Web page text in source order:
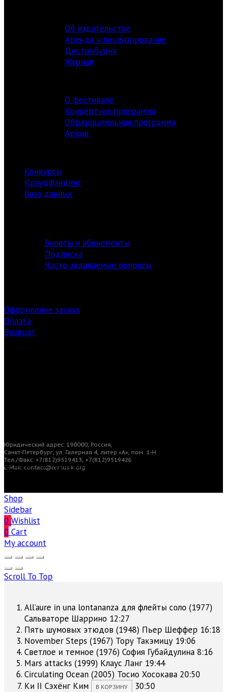
Об издательстве
Аренда и лицензирование
Дистрибуция
Журнал
О фестивале
Концертная программа
Образовательная программа
Архив
Конкурсы
Краудфандинг
База данных
Билеты и абонементы
Подписка
Часто задаваемые вопросы
Оформление заказа
Оплата
Возврат
Юридический адрес: 190000, Россия,
Санкт-Петербург, ул. Галерная 4, литер «А», пом. 1-Н
Тел./Факс: +7(812)9519413, +7(812)9519426
E-Mail: contact@remusik.org
© Санкт-Петербургский центр современной
Shop
Sidebar
0 Wishlist
0 Cart
My account
Scroll To Top
All’aure in una lontananza для флейты соло (1977)
Сальваторе Шаррино 12:27
Пять шумовых этюдов (1948) Пьер Шеффер 16:18
November Steps (1967) Тору Такэмицу 19:06
Светлое и темное (1976) София Губайдулина 8:16
Mars attacks (1999) Клаус Ланг 19:44
Circulating Ocean (2005) Тосио Хосокава 20:50
Ки II Сэхёнг Ким В КОРЗИНУ 30:50